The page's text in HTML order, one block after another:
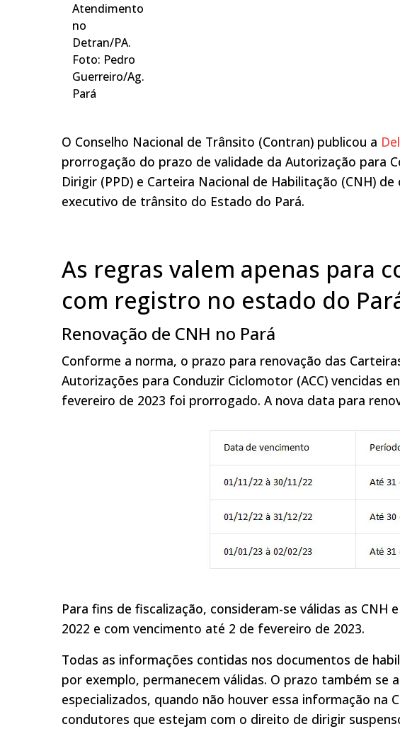
Atendimento
no
Detran/PA.
Foto: Pedro
Guerreiro/Ag.
Pará
O Conselho Nacional de Trânsito (Contran) publicou a
prorrogação do prazo de validade da Autorização para
Dirigir (PPD) e Carteira Nacional de Habilitação (CNH)
executivo de trânsito do Estado do Pará.
As regras valem apenas para
com registro no estado do
Renovação de CNH no Pará
Conforme a norma, o prazo para renovação das
Autorizações para Conduzir Ciclomotor (ACC) vencidas
fevereiro de 2023 foi prorrogado. A nova data para
Para fins de fiscalização, consideram-se válidas as CNH
2022 e com vencimento até 2 de fevereiro de 2023.
Todas as informações contidas nos documentos de
por exemplo, permanecem válidas. O prazo também se
especializados, quando não houver essa informação na
condutores que estejam com o direito de dirigir